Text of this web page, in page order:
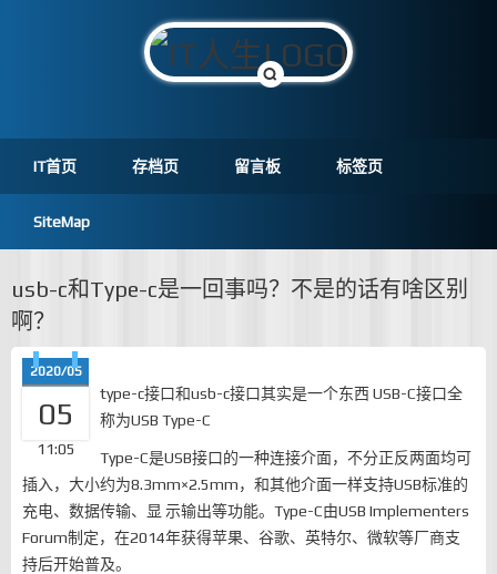
IT首页 存档页 留言板 标签页
SiteMap
usb-c和Type-c是一回事吗？不是的话有啥区别
啊？
2020/05
05
11:05
type-c接口和usb-c接口其实是一个东西 USB-C接口全
称为USB Type-C
Type-C是USB接口的一种连接介面，不分正反两面均可
插入，大小约为8.3mm×2.5mm，和其他介面一样支持USB标准的
充电、数据传输、显 示输出等功能。Type-C由USB Implementers
Forum制定，在2014年获得苹果、谷歌、英特尔、微软等厂商支
持后开始普及。